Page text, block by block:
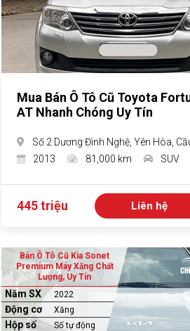
Mua Bán Ô Tô Cũ Toyota
AT Nhanh Chóng Uy Tín
Số 2 Dương Đình Nghệ, Yên Hòa,
2013
81,000 km SUV
445 triệu Liên hệ
Bán Ô Tô Cũ Kia Sonet
Premium Máy Xăng Chất
Lượng, Uy Tín
Năm SX 2022
Động cơ Xăng
Hộp số Số tự động